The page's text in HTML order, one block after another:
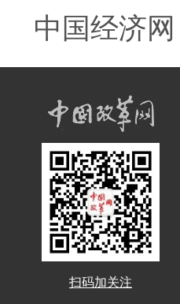
中国经济网
扫码加关注